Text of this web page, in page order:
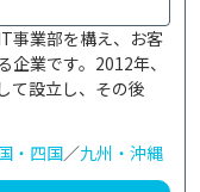
事業部を構え、お客
業です。2012年、
て設立し、その後
・四国／九州・沖縄